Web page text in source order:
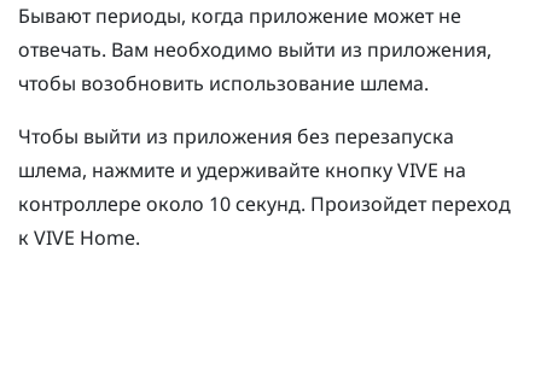
Бывают периоды, когда приложение может не
отвечать. Вам необходимо выйти из приложения,
чтобы возобновить использование шлема.
Чтобы выйти из приложения без перезапуска
шлема, нажмите и удерживайте кнопкуVIVE на
контроллере около 10 секунд. Произойдет переход
к VIVE Home.